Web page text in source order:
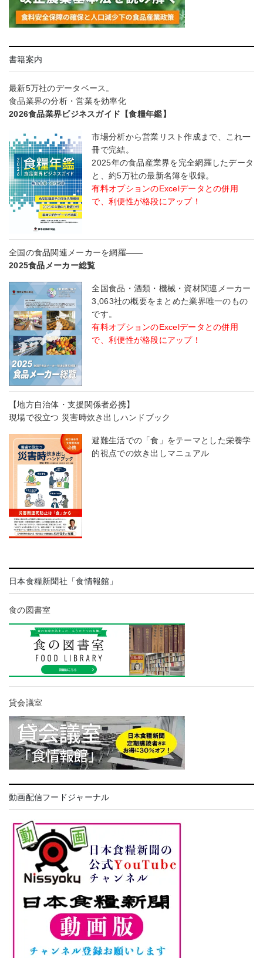
書籍案内
最新5万社のデータベース。
食品業界の分析・営業を効率化
2026食品業界ビジネスガイド【食糧年鑑】
市場分析から営業リスト作成まで、これ一
冊で完結。
2025年の食品産業界を完全網羅したデータ
と、約5万社の最新名簿を収録。
有料オプションのExcelデータとの併用
で、利便性が格段にアップ！
全国の食品関連メーカーを網羅――
2025食品メーカー総覧
全国食品・酒類・機械・資材関連メーカー
3,063社の概要をまとめた業界唯一のもの
です。
有料オプションのExcelデータとの併用
で、利便性が格段にアップ！
【地方自治体・支援関係者必携】
現場で役立つ 災害時炊き出しハンドブック
避難生活での「食」をテーマとした栄養学
的視点での炊き出しマニュアル
日本食糧新聞社「食情報館」
食の図書室
貸会議室
動画配信フードジャーナル